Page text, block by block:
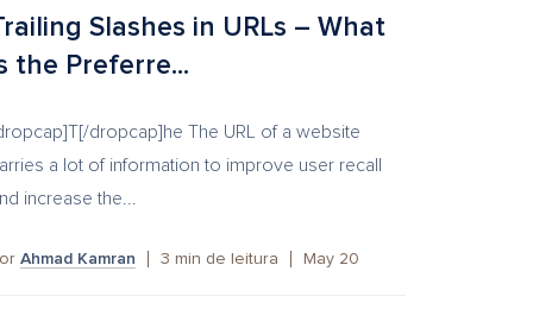
Slashes in URLs – What
the Preferre...
dropcap]he The URL of a website
a lot of information to improve user recall
increase the...
Ahmad Kamran 3 min de leitura May 20